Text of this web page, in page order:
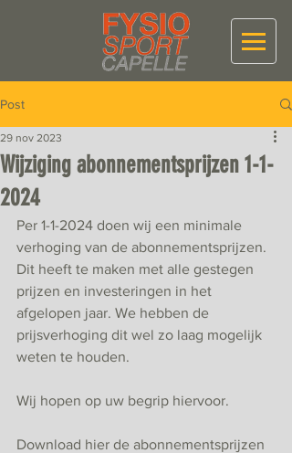
Post
Wijziging abonnementsprijzen 1-1-
2024
29 nov 2023
Per 1-1-2024 doen wij een minimale
verhoging van de abonnementsprijzen.
Dit heeft te maken met alle gestegen
prijzen en investeringen in het
afgelopen jaar. We hebben de
prijsverhoging dit wel zo laag mogelijk
weten te houden.
Wij hopen op uw begrip hiervoor.
Download hier de abonnementsprijzen